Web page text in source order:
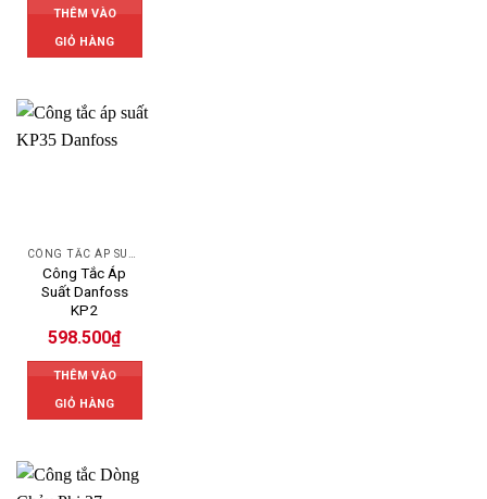
THÊM VÀO
GIỎ HÀNG
Công Tắc Áp
Suất Danfoss
KP2
598.500₫
THÊM VÀO
GIỎ HÀNG